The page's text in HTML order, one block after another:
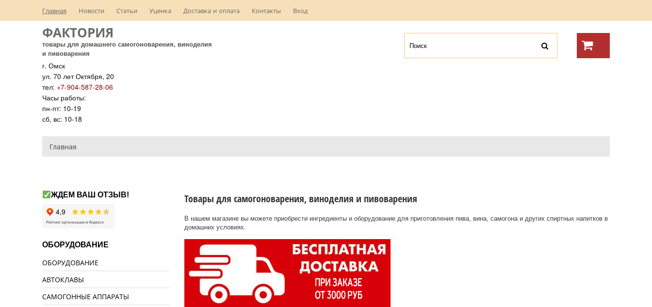
Главная Новости Статьи Уценка Доставка и оплата Контакты Вход
ФАКТОРИЯ
товары для домашнего самогоноварения, виноделия
и пивоварения
г. Омск
ул. 70 лет Октября, 20
тел: +7-904-587-28-06
Часы работы:
пн-пт: 10-19
сб, вс: 10-18
Главная
ЖДЕМ ВАШ ОТЗЫВ!
ОБОРУДОВАНИЕ
ОБОРУДОВАНИЕ
АВТОКЛАВЫ
САМОГОННЫЕ АППАРАТЫ
Товары для самогоноварения, виноделия и пивоварения
В нашем магазине вы можете приобрести ингредиенты и оборудование для приготовления пива, вина, самогона и других спиртных напитков в
домашних условиях.